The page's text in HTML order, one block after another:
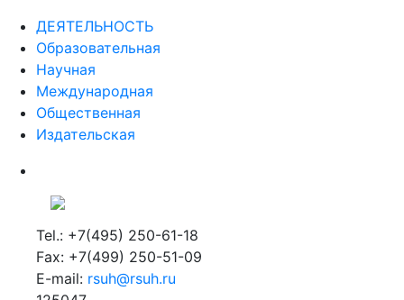
ДЕЯТЕЛЬНОСТЬ
Образовательная
Научная
Международная
Общественная
Издательская
Tel.: +7(495) 250-61-18
Fax: +7(499) 250-51-09
E-mail: rsuh@rsuh.ru